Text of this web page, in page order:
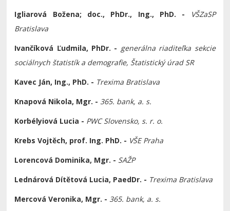
Igliarová Božena; doc., PhDr., Ing., PhD. -
VŠZaSP
Bratislava
Ivančíková Ľudmila, PhDr. - generálna riaditeľka sekcie
sociálnych štatistík a demografie, Štatistický úrad SR
Kavec Ján, Ing., PhD. - Trexima Bratislava
Knapová Nikola, Mgr. - 365. bank, a. s.
Korbélyiová Lucia - PWC Slovensko, s. r. o.
Krebs Vojtěch, prof. Ing. PhD. - VŠE Praha
Lorencová Dominika, Mgr. - SAŽP
Lednárová Dítětová Lucia, PaedDr. - Trexima Bratislava
Mercová Veronika, Mgr. - 365. bank, a. s.